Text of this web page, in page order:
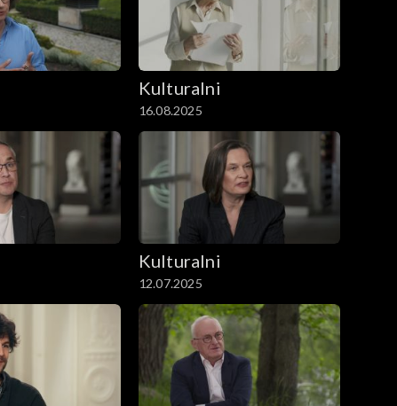
Kulturalni
16.08.2025
Kulturalni
12.07.2025